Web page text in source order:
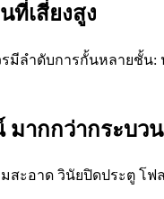
ที่เสี่ยงสูง
มีลำดับการกั้นหลายชั้น
มากกว่ากระบว
ะอาด วินัยปิดประตู โ